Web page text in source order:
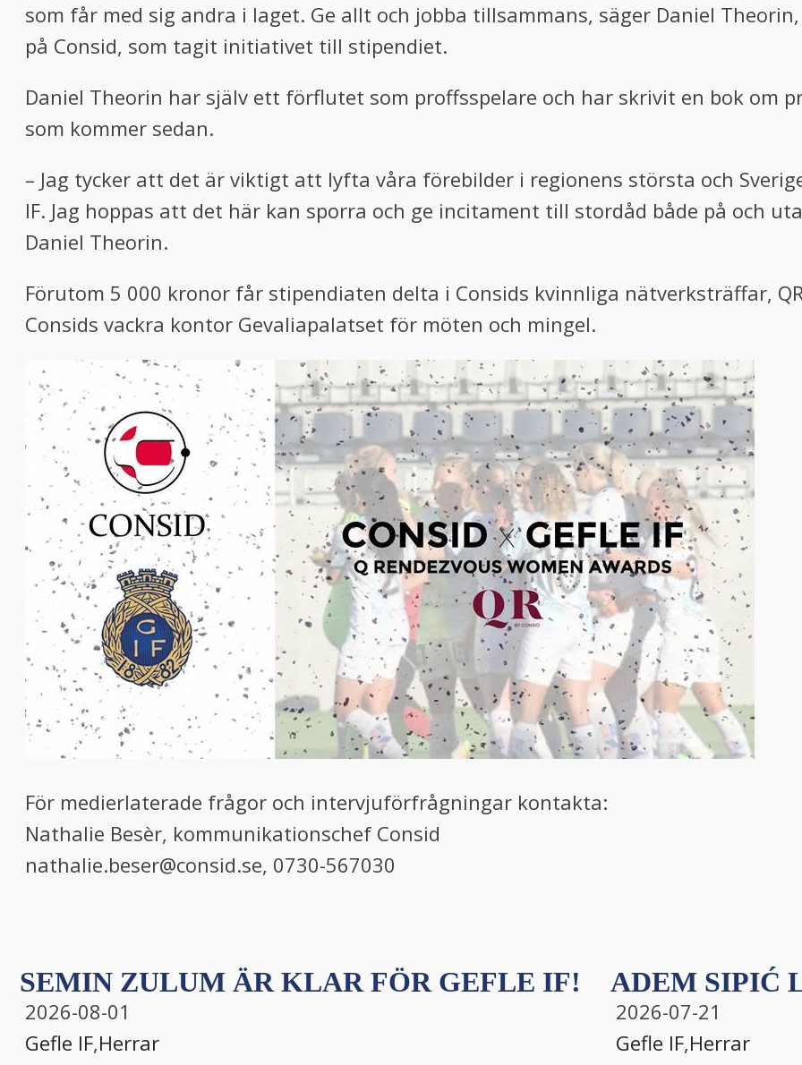
som får med sig andra i laget. Ge allt och jobba tillsammans, säger Daniel
på Consid, som tagit initiativet till stipendiet.
Daniel Theorin har själv ett förflutet som proffsspelare och har skrivit en bok om
som kommer sedan.
– Jag tycker att det är viktigt att lyfta våra förebilder i regionens största och
IF. Jag hoppas att det här kan sporra och ge incitament till stordåd både på och
Daniel Theorin.
Förutom 5 000 kronor får stipendiaten delta i Consids kvinnliga nätverksträffar,
Consids vackra kontor Gevaliapalatset för möten och mingel.
För medierlaterade frågor och intervjuförfrågningar kontakta:
Nathalie Besèr, kommunikationschef Consid
nathalie.beser@consid.se, 0730-567030
SEMIN ZULUM ÄR KLAR FÖR GEFLE IF!
2026-08-01
Gefle IF,Herrar
ADEM SIPIĆ
2026-07-21
Gefle IF,Herrar